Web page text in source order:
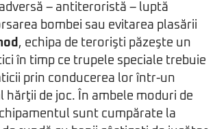
– antiteroristă – luptă
bombei sau evitarea plasării
, echipa de terorişti păzeşte un
în timp ce trupele speciale trebuie
prin conducerea lor într-un
hărţii de joc. În ambele moduri de
sunt cumpărate la